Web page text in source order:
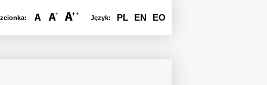
Język: PL EN EO